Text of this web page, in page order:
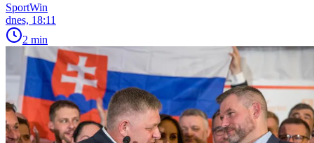
SportWin
dnes, 18:11
2 min